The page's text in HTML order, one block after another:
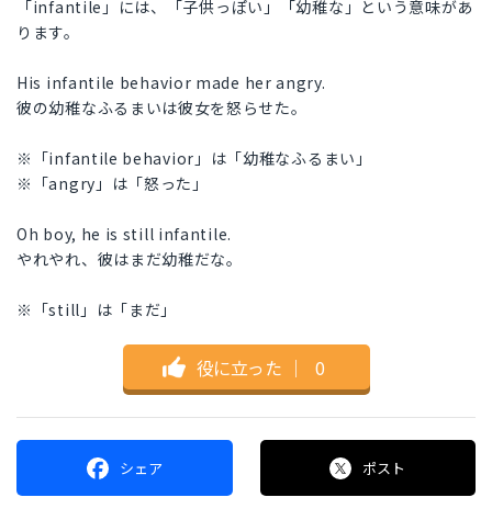
「infantile」には、「子供っぽい」「幼稚な」という意味があ
ります。
His infantile behavior made her angry.
彼の幼稚なふるまいは彼女を怒らせた。
※「infantile behavior」は「幼稚なふるまい」
※「angry」は「怒った」
Oh boy, he is still infantile.
やれやれ、彼はまだ幼稚だな。
※「still」は「まだ」
役に立った ｜ 0
シェア ポスト